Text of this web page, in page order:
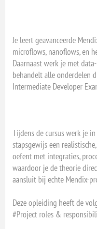
Je leert geavanceerde
microflows, nanoflows, en
Daarnaast werk je met
behandelt alle onderdelen
Intermediate Developer
Tijdens de cursus werk je
stapsgewijs een
oefent met integraties,
waardoor je de theorie
aansluit bij echte Mendix-
Deze opleiding heeft de
#Project roles &